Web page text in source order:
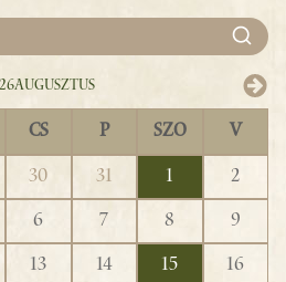
Augusztus
CS P SZO V
30 31 1
2
6 7 8
9
13 14 15
16